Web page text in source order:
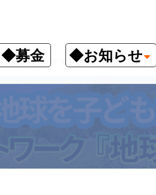
◆募金 ◆お知らせ
【環境トピックス】回収が進んでいな